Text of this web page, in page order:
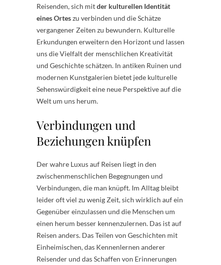
Reisenden, sich mitder kulturellen Identität
eines Orteszu verbinden und die Schätze
vergangener Zeiten zu bewundern. Kulturelle
Erkundungen erweitern den Horizont und lassen
uns die Vielfalt der menschlichen Kreativität
und Geschichte schätzen. In antiken Ruinen und
modernen Kunstgalerien bietet jede kulturelle
Sehenswürdigkeit eine neue Perspektive auf die
Welt um uns herum.
Verbindungen und
Beziehungen knüpfen
Der wahre Luxus auf Reisen liegt in den
zwischenmenschlichen Begegnungen und
Verbindungen, die man knüpft. Im Alltag bleibt
leider oft viel zu wenig Zeit, sich wirklich auf ein
Gegenüber einzulassen und die Menschen um
einen herum besser kennenzulernen. Das ist auf
Reisen anders. Das Teilen von Geschichten mit
Einheimischen, das Kennenlernen anderer
Reisender und das Schaffen von Erinnerungen